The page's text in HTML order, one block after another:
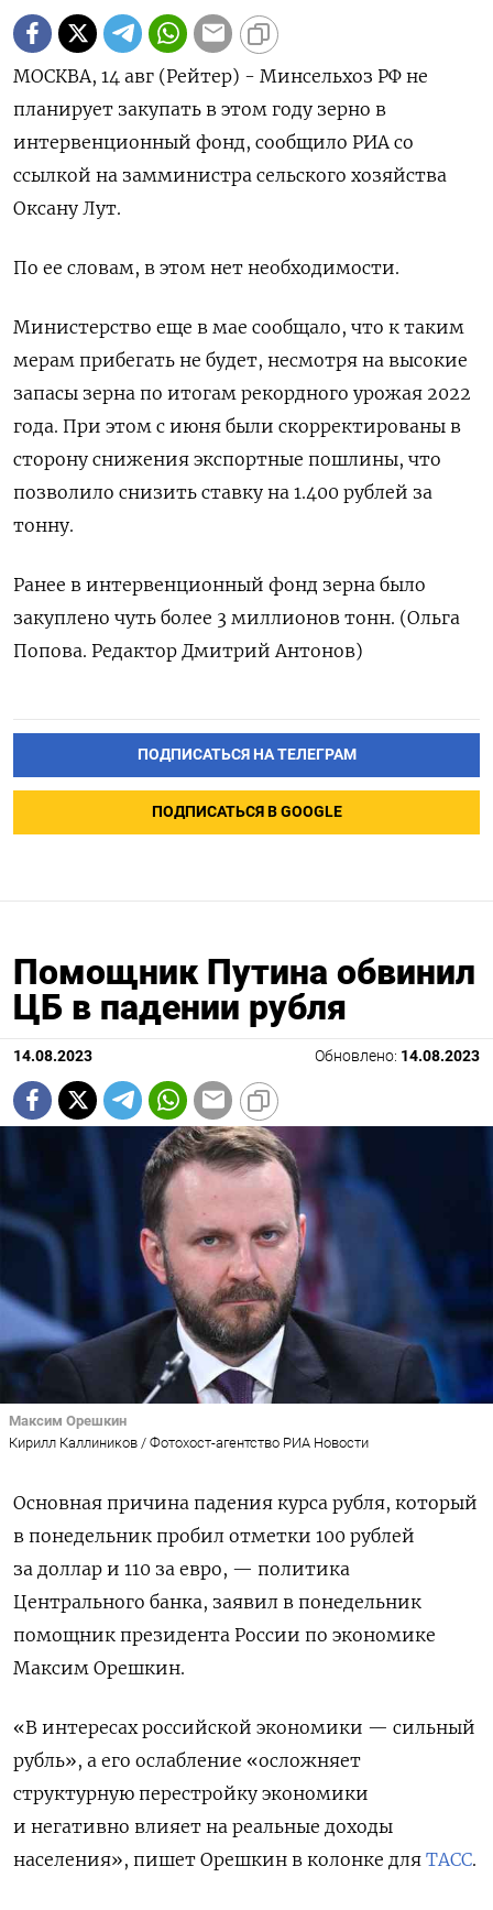
МОСКВА, 14 авг (Рейтер) - Минсельхоз РФ не
планирует закупать в этом году зерно в
интервенционный фонд, сообщило РИА со
ссылкой на замминистра сельского хозяйства
Оксану Лут.
По ее словам, в этом нет необходимости.
Министерство еще в мае сообщало, что к таким
мерам прибегать не будет, несмотря на высокие
запасы зерна по итогам рекордного урожая 2022
года. При этом с июня были скорректированы в
сторону снижения экспортные пошлины, что
позволило снизить ставку на 1.400 рублей за
тонну.
Ранее в интервенционный фонд зерна было
закуплено чуть более 3 миллионов тонн. (Ольга
Попова. Редактор Дмитрий Антонов)
ПОДПИСАТЬСЯ НА ТЕЛЕГРАМ
ПОДПИСАТЬСЯ В GOOGLE
Помощник Путина обвинил
ЦБ в падении рубля
14.08.2023 Обновлено: 14.08.2023
Максим Орешкин
Кирилл Каллиников / Фотохост-агентство РИА Новости
Основная причина падения курса рубля, который
в понедельник пробил отметки 100 рублей
за доллар и 110 за евро, — политика
Центрального банка, заявил в понедельник
помощник президента России по экономике
Максим Орешкин.
«В интересах российской экономики — сильный
рубль», а его ослабление «осложняет
структурную перестройку экономики
и негативно влияет на реальные доходы
населения», пишет Орешкин в колонке для ТАСС.